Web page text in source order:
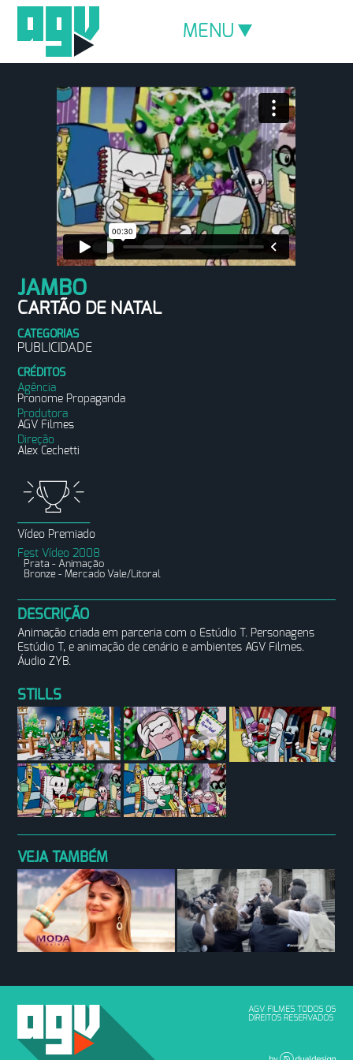
MENU
JAMBO
CARTÃO DE NATAL
CATEGORIAS
PUBLICIDADE
CRÉDITOS
Agência
Pronome Propaganda
Produtora
AGV Filmes
Direção
Alex Cechetti
Vídeo Premiado
Fest Vídeo 2008
Prata - Animação
Bronze - Mercado Vale/Litoral
DESCRIÇÃO
Animação criada em parceria com o Estúdio T. Personagens
Estúdio T, e animação de cenário e ambientes AGV Filmes.
Áudio ZYB.
STILLS
VEJA TAMBÉM
AGV FILMES TODOS OS
DIREITOS RESERVADOS